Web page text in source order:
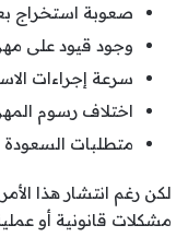
صعوبة استخراج
وجود قيود على
سرعة إجراءات
اختلاف رسوم
متطلبات السعودة
لكن رغم انتشار هذا
مشكلات قانونية أو